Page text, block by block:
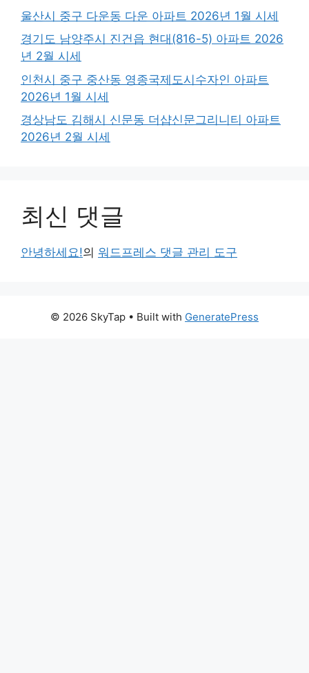
울산시 중구 다운동 다운 아파트 2026년 1월 시세
경기도 남양주시 진건읍 현대(816-5) 아파트 2026
년 2월 시세
인천시 중구 중산동 영종국제도시수자인 아파트
2026년 1월 시세
경상남도 김해시 신문동 더샵신문그리니티 아파트
2026년 2월 시세
최신 댓글
안녕하세요!의 워드프레스 댓글 관리 도구
© 2026 SkyTap • Built with GeneratePress